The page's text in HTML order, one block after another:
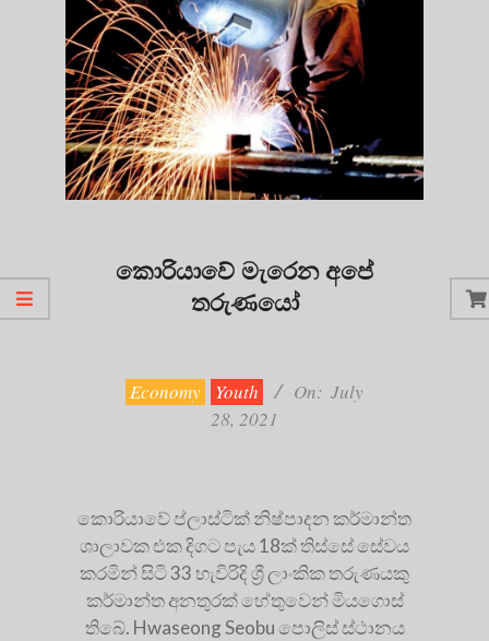
කොරියාවේ මැරෙන අපේ
තරුණයෝ
Economy Youth On: July
28, 2021
කොරියාවේ ප්ලාස්ටික් නිෂ්පාදන කර්මාන්ත
ශාලාවක එක දිගට පැය 18ක් තිස්සේ සේවය
කරමින් සිටි 33 හැවිරිදි ශ්‍රී ලාංකික තරුණයකු
කර්මාන්ත අනතුරක් හේතුවෙන් මියගොස්
තිබේ. Hwaseong Seobu පොලිස් ස්ථානය